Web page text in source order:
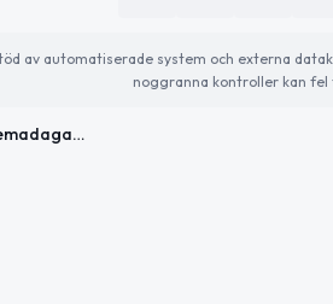
av automatiserade system och externa
noggranna kontroller kan fel
Milt vårväder och temadagar i fokus